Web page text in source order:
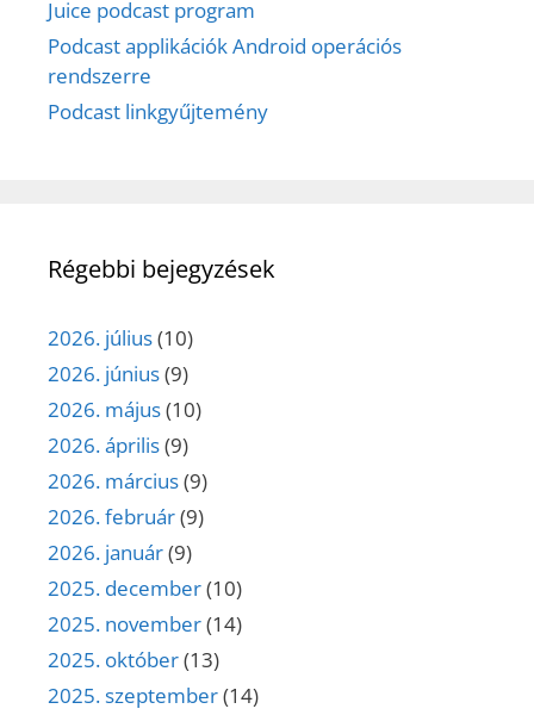
Juice podcast program
Podcast applikációk Android operációs
rendszerre
Podcast linkgyűjtemény
Régebbi bejegyzések
2026. július(10)
2026. június(9)
2026. május(10)
2026. április(9)
2026. március(9)
2026. február(9)
2026. január(9)
2025. december(10)
2025. november(14)
2025. október(13)
2025. szeptember(14)